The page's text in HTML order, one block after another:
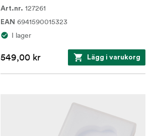
Art.nr. 127261
EAN 6941590015323
I lager
549,00 kr Lägg i varukorg